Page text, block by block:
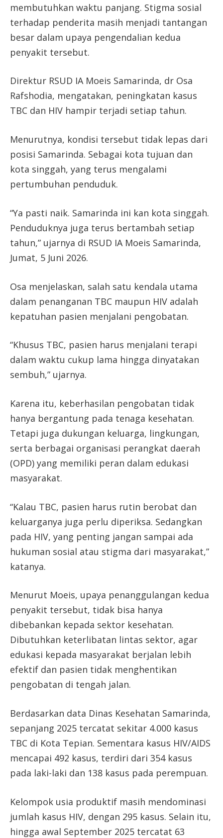
membutuhkan waktu panjang. Stigma sosial
terhadap penderita masih menjadi tantangan
besar dalam upaya pengendalian kedua
penyakit tersebut.
Direktur RSUD IA Moeis Samarinda, dr Osa
Rafshodia, mengatakan, peningkatan kasus
TBC dan HIV hampir terjadi setiap tahun.
Menurutnya, kondisi tersebut tidak lepas dari
posisi Samarinda. Sebagai kota tujuan dan
kota singgah, yang terus mengalami
pertumbuhan penduduk.
“Ya pasti naik. Samarinda ini kan kota singgah.
Penduduknya juga terus bertambah setiap
tahun,” ujarnya di RSUD IA Moeis Samarinda,
Jumat, 5 Juni 2026.
Osa menjelaskan, salah satu kendala utama
dalam penanganan TBC maupun HIV adalah
kepatuhan pasien menjalani pengobatan.
“Khusus TBC, pasien harus menjalani terapi
dalam waktu cukup lama hingga dinyatakan
sembuh,” ujarnya.
Karena itu, keberhasilan pengobatan tidak
hanya bergantung pada tenaga kesehatan.
Tetapi juga dukungan keluarga, lingkungan,
serta berbagai organisasi perangkat daerah
(OPD) yang memiliki peran dalam edukasi
masyarakat.
“Kalau TBC, pasien harus rutin berobat dan
keluarganya juga perlu diperiksa. Sedangkan
pada HIV, yang penting jangan sampai ada
hukuman sosial atau stigma dari masyarakat,”
katanya.
Menurut Moeis, upaya penanggulangan kedua
penyakit tersebut, tidak bisa hanya
dibebankan kepada sektor kesehatan.
Dibutuhkan keterlibatan lintas sektor, agar
edukasi kepada masyarakat berjalan lebih
efektif dan pasien tidak menghentikan
pengobatan di tengah jalan.
Berdasarkan data Dinas Kesehatan Samarinda,
sepanjang 2025 tercatat sekitar 4.000 kasus
TBC di Kota Tepian. Sementara kasus HIV/AIDS
mencapai 492 kasus, terdiri dari 354 kasus
pada laki-laki dan 138 kasus pada perempuan.
Kelompok usia produktif masih mendominasi
jumlah kasus HIV, dengan 295 kasus. Selain itu,
hingga awal September 2025 tercatat 63